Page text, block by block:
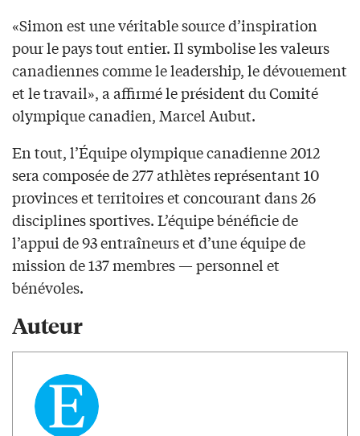
«Simon est une véritable source d’inspiration
pour le pays tout entier. Il symbolise les valeurs
canadiennes comme le leadership, le dévouement
et le travail», a affirmé le président du Comité
olympique canadien, Marcel Aubut.
En tout, l’Équipe olympique canadienne 2012
sera composée de 277 athlètes représentant 10
provinces et territoires et concourant dans 26
disciplines sportives. L’équipe bénéficie de
l’appui de 93 entraîneurs et d’une équipe de
mission de 137 membres — personnel et
bénévoles.
Auteur